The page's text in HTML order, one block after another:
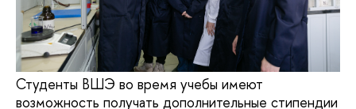
Студенты ВШЭ во время учебы имеют
возможность получать дополнительные стипендии